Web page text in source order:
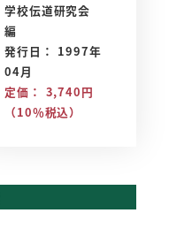
学校伝道研究会
編
発行日： 1997年
04月
定価： 3,740円
（10％税込）